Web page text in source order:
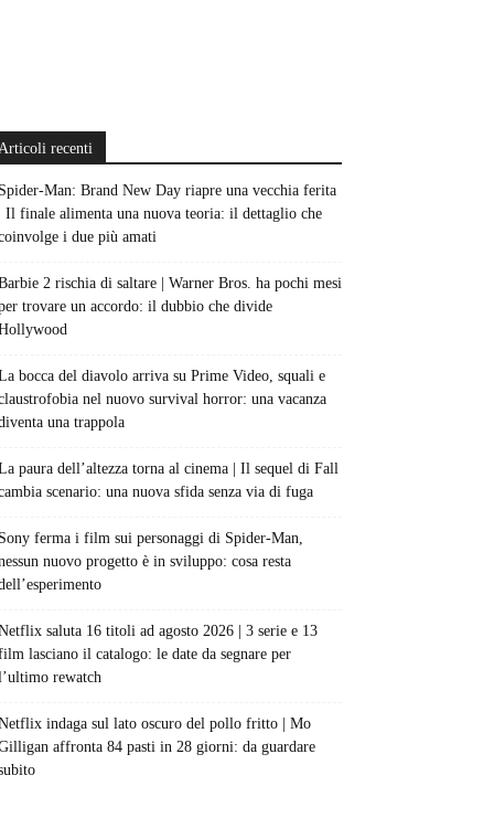
recenti
Man: Brand New Day riapre una vecchia ferita
Il finale alimenta una nuova teoria: il dettaglio che
i due più amati
2 rischia di saltare | Warner Bros. ha pochi mesi
trovare un accordo: il dubbio che divide
bocca del diavolo arriva su Prime Video, squali e
nel nuovo survival horror: una vacanza
una trappola
paura dell’altezza torna al cinema | Il sequel di Fall
scenario: una nuova sfida senza via di fuga
ferma i film sui personaggi di Spider-Man,
nuovo progetto è in sviluppo: cosa resta
saluta 16 titoli ad agosto 2026 | 3 serie e 13
lasciano il catalogo: le date da segnare per
rewatch
indaga sul lato oscuro del pollo fritto | Mo
affronta 84 pasti in 28 giorni: da guardare